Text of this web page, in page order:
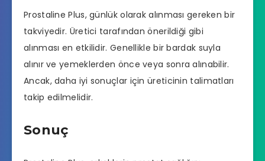
Prostaline Plus, günlük olarak alınması gereken bir
takviyedir. Üretici tarafından önerildiği gibi
alınması en etkilidir. Genellikle bir bardak suyla
alınır ve yemeklerden önce veya sonra alınabilir.
Ancak, daha iyi sonuçlar için üreticinin talimatları
takip edilmelidir.
Sonuç